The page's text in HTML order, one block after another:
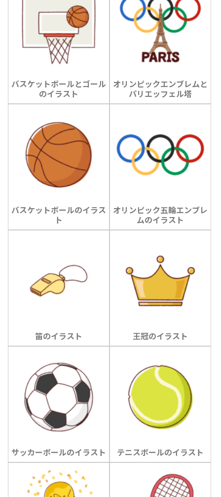
バスケットボールとゴール
のイラスト
オリンピックエンブレムと
パリエッフェル塔
バスケットボールのイラス
ト
オリンピック五輪エンブレ
ムのイラスト
笛のイラスト 王冠のイラスト
サッカーボールのイラスト テニスボールのイラスト